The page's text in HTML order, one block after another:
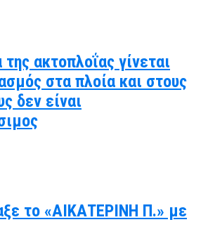
ακτοπλοΐας γίνεται
στα πλοία και στους
δεν είναι
το «ΑΙΚΑΤΕΡΙΝΗ Π.» με